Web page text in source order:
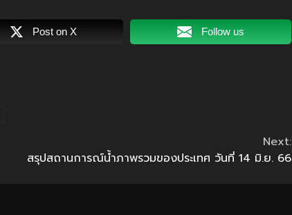
Post on X Follow us
Next:
สรุปสถานการณ์น้ำภาพรวมของประเทศ วันที่ 14 มิ.ย. 66